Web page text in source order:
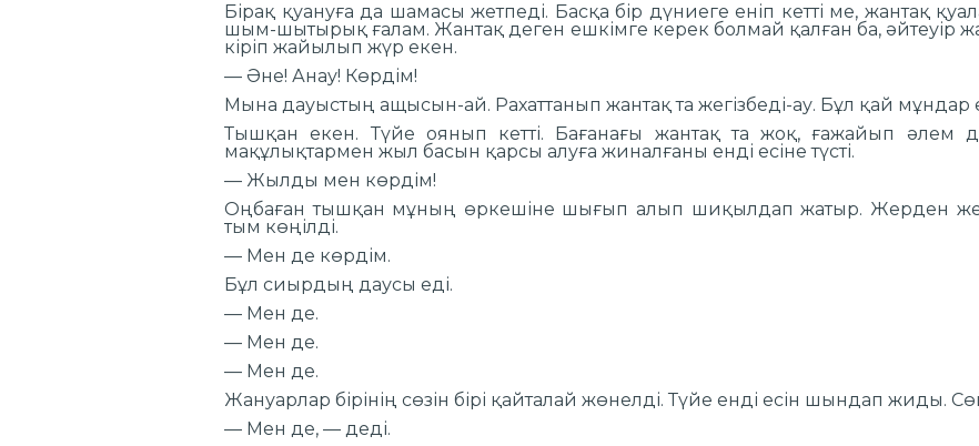
Бірақ қуануға да шамасы жетпеді. Басқа бір дүниеге еніп кетті ме, жантақ
шым-шытырық ғалам. Жантақ деген ешкімге керек болмай қалған ба, әйтеуір
кіріп жайылып жүр екен.
— Әне! Анау! Көрдім!
Мына дауыстың ащысын-ай. Рахаттанып жантақ та жегізбеді-ау. Бұл қай мұндар
Тышқан екен. Түйе оянып кетті. Бағанағы жантақ та жоқ, ғажайып әлем
мақұлықтармен жыл басын қарсы алуға жиналғаны енді есіне түсті.
— Жылды мен көрдім!
Оңбаған тышқан мұның өркешіне шығып алып шиқылдап жатыр. Жерден
тым көңілді.
— Мен де көрдім.
Бұл сиырдың даусы еді.
— Мен де.
— Мен де.
— Мен де.
Жануарлар бірінің сөзін бірі қайталай жөнелді. Түйе енді есін шындап жиды.
— Мен де, — деді.